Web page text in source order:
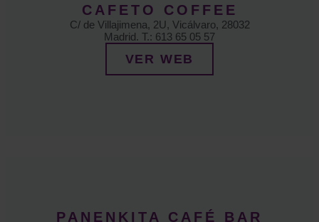
CAFETO COFFEE
C/ de Villajimena, 2U, Vicálvaro, 28032
Madrid. T.: 613 65 05 57
VER WEB
PANENKITA CAFÉ BAR